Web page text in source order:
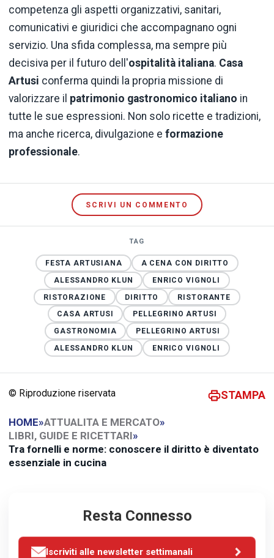
competenza gli aspetti organizzativi, sanitari,
comunicativi e giuridici che accompagnano ogni
servizio. Una sfida complessa, ma sempre più
decisiva per il futuro dell'ospitalità italiana. Casa
Artusi conferma quindi la propria missione di
valorizzare il patrimonio gastronomico italiano in
tutte le sue espressioni. Non solo ricette e tradizioni,
ma anche ricerca, divulgazione e formazione
professionale.
SCRIVI UN COMMENTO
TAG
FESTA ARTUSIANA
A CENA CON DIRITTO
ALESSANDRO KLUN
ENRICO VIGNOLI
RISTORAZIONE
DIRITTO
RISTORANTE
CASA ARTUSI
PELLEGRINO ARTUSI
GASTRONOMIA
PELLEGRINO ARTUSI
ALESSANDRO KLUN
ENRICO VIGNOLI
© Riproduzione riservata STAMPA
HOME»ATTUALITA E MERCATO»
LIBRI, GUIDE E RICETTARI»
Tra fornelli e norme: conoscere il diritto è diventato
essenziale in cucina
Resta Connesso
Iscriviti alle newsletter settimanali